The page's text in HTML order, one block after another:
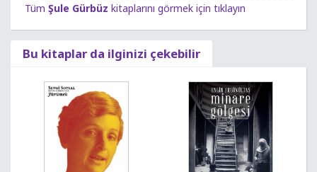
Tüm Şule Gürbüz kitaplarını görmek için tıklayın
Bu kitaplar da ilginizi çekebilir